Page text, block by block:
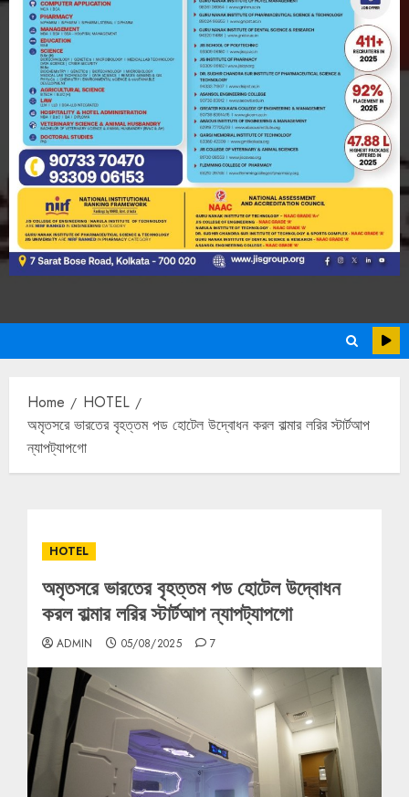
Home
HOTEL
অমৃতসরে ভারতের বৃহত্তম পড হোটেল উদ্বোধন করল বাল্মার লরির স্টার্টআপ
ন্যাপট্যাপগো
HOTEL
অমৃতসরে ভারতের বৃহত্তম পড হোটেল উদ্বোধন
করল বাল্মার লরির স্টার্টআপ ন্যাপট্যাপগো
ADMIN 05/08/2025 7